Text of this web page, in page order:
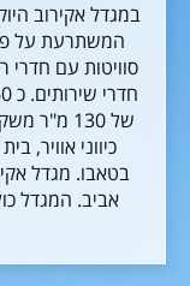
במגדל אקירוב
כיווני אוויר,
בטאבו. מגדל